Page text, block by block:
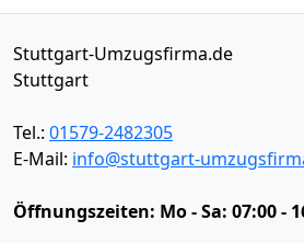
Stuttgart-Umzugsfirma.de
Stuttgart
Tel.: 01579-2482305
E-Mail: info@stuttgart-
Öffnungszeiten: Mo - Sa: 07:00 -